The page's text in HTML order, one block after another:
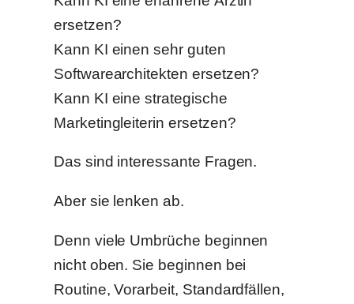
ersetzen?
Kann KI einen sehr guten
Softwarearchitekten ersetzen?
Kann KI eine strategische
Marketingleiterin ersetzen?
Das sind interessante Fragen.
Aber sie lenken ab.
Denn viele Umbrüche beginnen
nicht oben. Sie beginnen bei
Routine, Vorarbeit, Standardfällen,